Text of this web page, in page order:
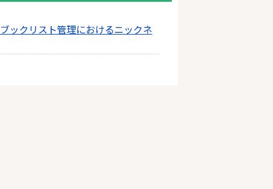
ックリスト管理におけるニックネ